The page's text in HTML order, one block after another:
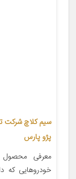
پژو پارس
معرفی محصول
خودروهایی که